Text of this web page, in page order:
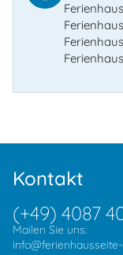
Kontakt
(+49) 4087
Mailen Sie uns: